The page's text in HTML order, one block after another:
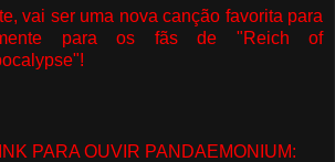
vai ser uma nova canção favorita para
para os fãs de "Reich of
PARA OUVIR PANDAEMONIUM: